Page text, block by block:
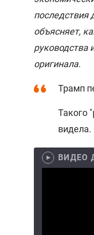
последствия
объясняет,
руководства
оригинала.
Трамп
Такого
видела.
ВИДЕО